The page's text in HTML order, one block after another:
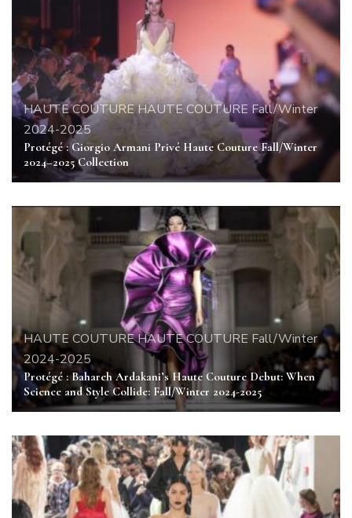
HAUTE COUTUREHAUTE COUTURE Fall/Winter
2024-2025
Protégé : Giorgio Armani Privé Haute Couture Fall/Winter
2024–2025 Collection
HAUTE COUTUREHAUTE COUTURE Fall/Winter
2024-2025
Protégé : Bahareh Ardakani’s Haute Couture Debut: When
Science and Style Collide: Fall/Winter 2024-2025